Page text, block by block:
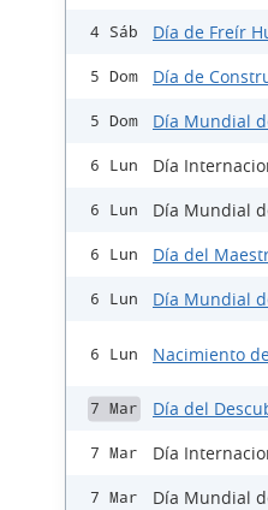
4 Sáb Día de Freír
5 Dom Día de
5 Dom Día Mundial
6 Lun Día
6 Lun Día Mundial
6 Lun Día del
6 Lun Día Mundial
6 Lun Nacimiento
7 Mar Día del
7 Mar Día
7 Mar Día Mundial